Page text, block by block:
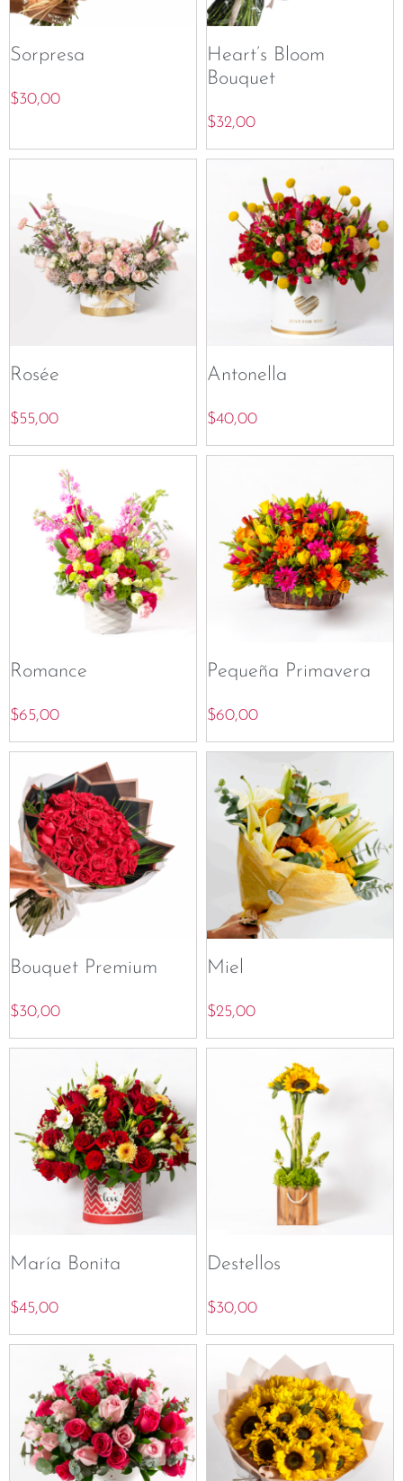
Sorpresa
$30,00
Heart’s Bloom
Bouquet
$32,00
Rosée
$55,00
Antonella
$40,00
Romance
$65,00
Pequeña Primavera
$60,00
Bouquet Premium
$30,00
Miel
$25,00
María Bonita
$45,00
Destellos
$30,00